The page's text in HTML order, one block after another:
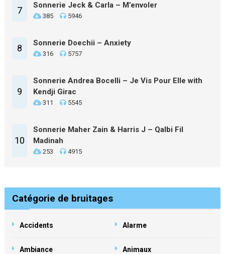
7 Sonnerie Jeck & Carla – M’envoler
385 5946
8 Sonnerie Doechii – Anxiety
316 5757
9
Sonnerie Andrea Bocelli – Je Vis Pour Elle with
Kendji Girac
311 5545
10
Sonnerie Maher Zain & Harris J – Qalbi Fil
Madinah
253 4915
Catégorie de bruitages
Accidents Alarme
Ambiance Animaux